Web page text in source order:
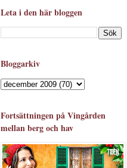
Leta i den här bloggen
Bloggarkiv
Fortsättningen på Vingården
mellan berg och hav